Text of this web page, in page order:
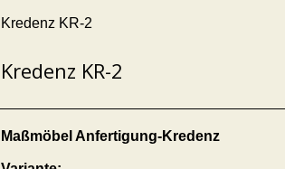
Kredenz KR-2
Kredenz KR-2
Maßmöbel Anfertigung-Kredenz